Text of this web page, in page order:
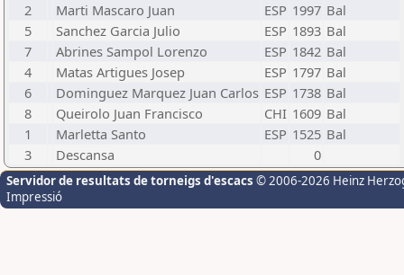
2
Marti Mascaro Juan ESP 1997 Bal
5
Sanchez Garcia Julio ESP 1893 Bal
7
Abrines Sampol Lorenzo ESP 1842 Bal
4
Matas Artigues Josep ESP 1797 Bal
6
Dominguez Marquez Juan Carlos ESP 1738 Bal
8
Queirolo Juan Francisco CHI 1609 Bal
1
Marletta Santo ESP 1525 Bal
3
Descansa 0
Servidor de resultats de torneigs d'escacs © 2006-2026 Heinz
Impressió